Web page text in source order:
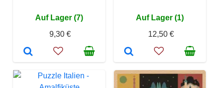
Auf Lager (7)
9,30 €
Auf Lager (1)
12,50 €